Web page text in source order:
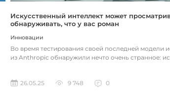
Искусственный интеллект может
обнаруживать, что у вас роман
Инновации
Во время тестирования своей последней модели
из Anthropic обнаружили нечто очень странное:
26.05.25 9 748 0